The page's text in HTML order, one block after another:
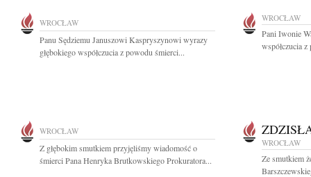
WROCŁAW
Panu Sędziemu Januszowi Kaspryszynowi wyrazy
głębokiego współczucia z powodu śmierci...
WROCŁAW
Pani Iwonie
współczucia
WROCŁAW
Z głębokim smutkiem przyjęliśmy wiadomość o
śmierci Pana Henryka Brutkowskiego Prokuratora...
WROCŁAW
Ze smutkiem